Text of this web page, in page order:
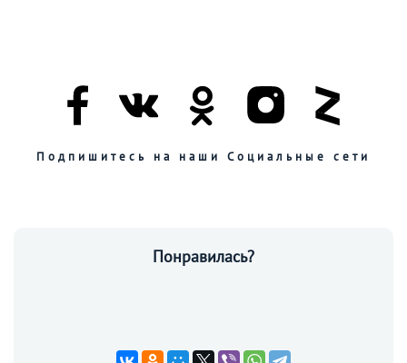
Подпишитесь на наши Социальные сети
Понравилась?